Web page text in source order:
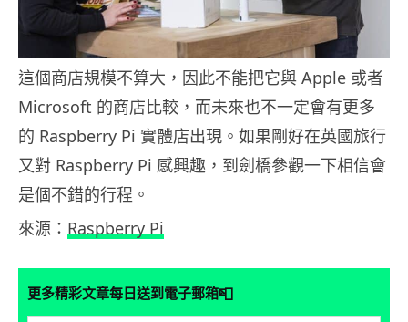
這個商店規模不算大，因此不能把它與 Apple 或者
Microsoft 的商店比較，而未來也不一定會有更多
的 Raspberry Pi 實體店出現。如果剛好在英國旅行
又對 Raspberry Pi 感興趣，到劍橋參觀一下相信會
是個不錯的行程。
來源： Raspberry Pi
更多精彩文章每日送到電子郵箱📮